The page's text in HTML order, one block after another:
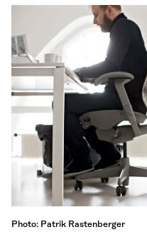
Photo: Patrik Rastenberger